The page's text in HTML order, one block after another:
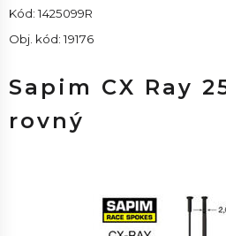
Kód: 1425099R
Obj. kód: 19176
Sapim CX Ray
rovný